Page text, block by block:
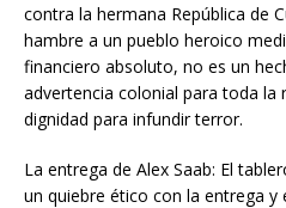
contra la hermana República de
hambre a un pueblo heroico
financiero absoluto, no es un
advertencia colonial para toda la
dignidad para infundir terror.
La entrega de Alex Saab: El
un quiebre ético con la entrega